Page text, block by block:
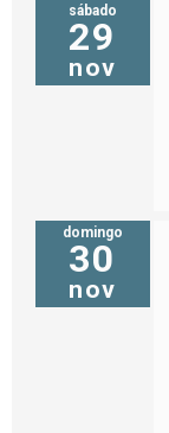
sábado
29
nov
domingo
30
nov